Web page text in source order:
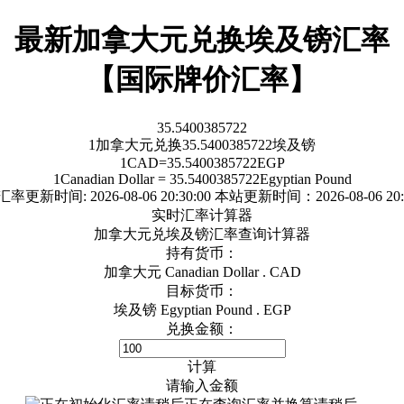
最新加拿大元兑换埃及镑汇率
【国际牌价汇率】
35.5400385722
1 加拿大元 兑换35.5400385722埃及镑
1CAD=35.5400385722EGP
1Canadian Dollar= 35.5400385722Egyptian Pound
率更新时间: 2026-08-06 20:30:00 本站更新时间：2026-08-06
实时汇率计算器
加拿大元兑埃及镑汇率查询计算器
持有货币：
加拿大元 Canadian Dollar . CAD
目标货币：
埃及镑 Egyptian Pound . EGP
兑换金额：
计算
请输入金额